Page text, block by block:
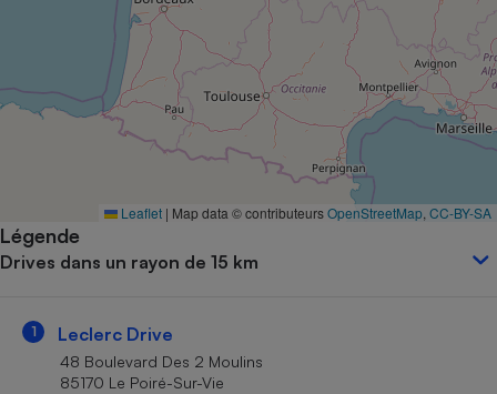
Leaflet | Map data © contributeursOpenStreetMap CC-BY-SA
Légende
Drives dans un rayon de 15 km
1 Leclerc Drive
48 Boulevard Des 2 Moulins
85170 Le Poiré-Sur-Vie
Complément
alimentaire
Assurance emprunteur
Banque
Petit électroménager -
Matelas
Mutuelle